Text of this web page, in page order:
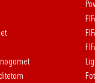
nogomet